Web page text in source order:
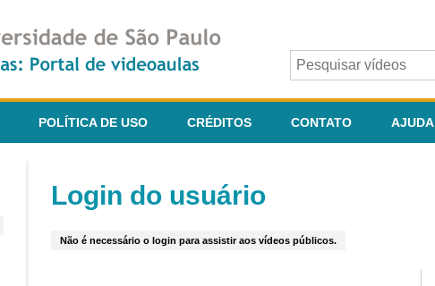
POLÍTICA DE USO CRÉDITOS CONTATO AJUDA
Login do usuário
Não é necessário o login para assistir aos vídeos públicos.